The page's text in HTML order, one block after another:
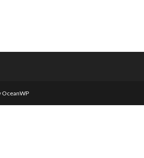
OceanWP